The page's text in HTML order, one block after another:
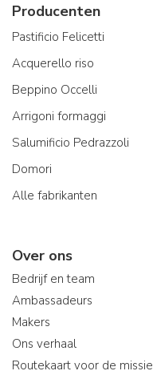
Producenten
Pastificio Felicetti
Acquerello riso
Beppino Occelli
Arrigoni formaggi
Salumificio Pedrazzoli
Domori
Alle fabrikanten
Over ons
Bedrijf en team
Ambassadeurs
Makers
Ons verhaal
Routekaart voor de missie